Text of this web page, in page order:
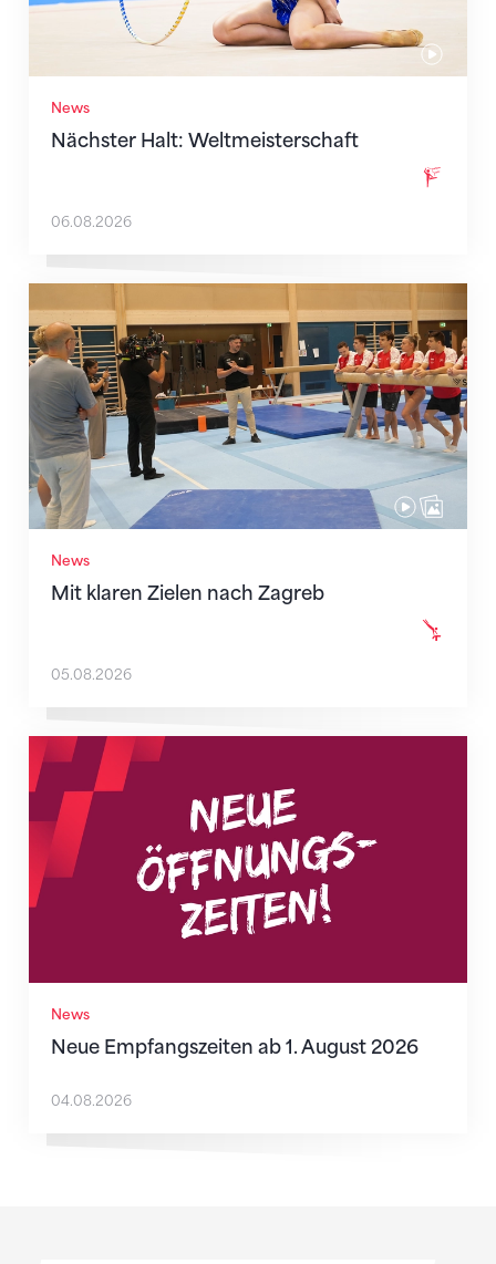
News
Nächster Halt: Weltmeisterschaft
06.08.2026
News
Mit klaren Zielen nach Zagreb
Mit klaren Zielen nach Zagreb
05.08.2026
News
Neue Empfangszeiten ab 1. August 2026
Neue Empfangszeiten ab 1. August 2026
04.08.2026